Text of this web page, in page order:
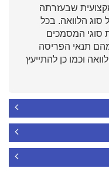
שבעזרתה
סוג הלוואה. בכל
סוגי המסמכים
תנאי הפריסה
וכמו כן להתייעץ